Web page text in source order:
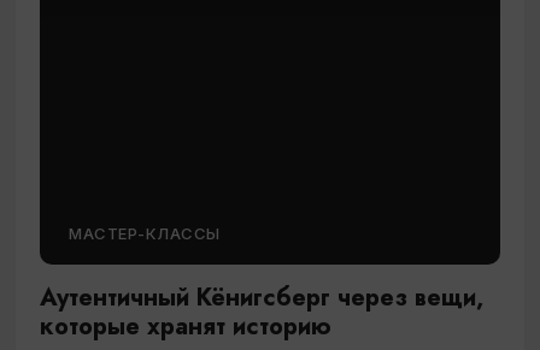
МАСТЕР-КЛАССЫ
Аутентичный Кёнигсберг через вещи,
которые хранят историю